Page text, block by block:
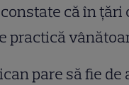
că în ţări
practică
pare să fie de